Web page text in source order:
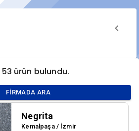
53 ürün bulundu.
FIRMADA ARA
Negrita
Kemalpaşa / İzmir